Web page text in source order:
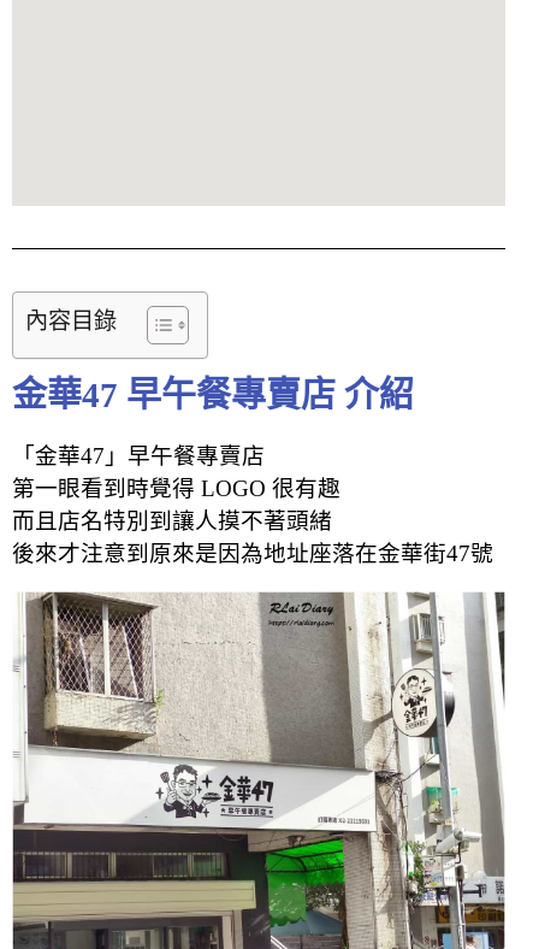
內容目錄
金華47 早午餐專賣店 介紹
「金華47」早午餐專賣店
第一眼看到時覺得 LOGO 很有趣
而且店名特別到讓人摸不著頭緒
後來才注意到原來是因為地址座落在金華街47號